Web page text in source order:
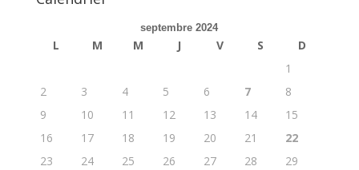
septembre 2024
L M M J V S
D
1
2
3 4 5 6 7
8
9
10 11 12 13 14
15
16
17 18 19 20 21
22
23
24 25 26 27 28
29